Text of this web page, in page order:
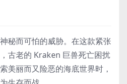
秘而可怕的威胁。在这款紧张
古老的 Kraken 巨兽死亡困扰
美丽而又险恶的海底世界时，